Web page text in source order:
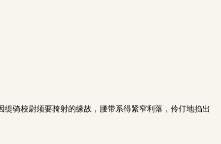
骑校尉须要骑射的缘故，腰带系得紧窄利落，伶仃地掐出